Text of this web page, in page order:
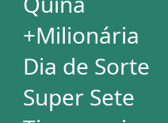
ESTATÍSTICAS
Mega-Sena
Lotofácil